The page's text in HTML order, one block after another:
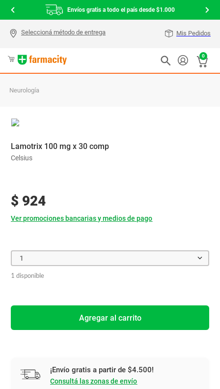
Envíos gratis a todo el país desde $1.000
Mis Pedidos
0
Neurología
Lamotrix 100 mg x 30 comp
Celsius
$ 924
Ver promociones bancarias y medios de pago
1
1 disponible
Agregar al carrito
¡Envío gratis a partir de $4.500!
Consultá las zonas de envío